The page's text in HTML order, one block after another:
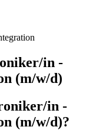
in -
(m/w/d)
in -
(m/w/d)?